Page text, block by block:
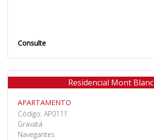
Consulte
Residencial Mont Blanc
APARTAMENTO
Código: AP0111
Gravatá
Navegantes